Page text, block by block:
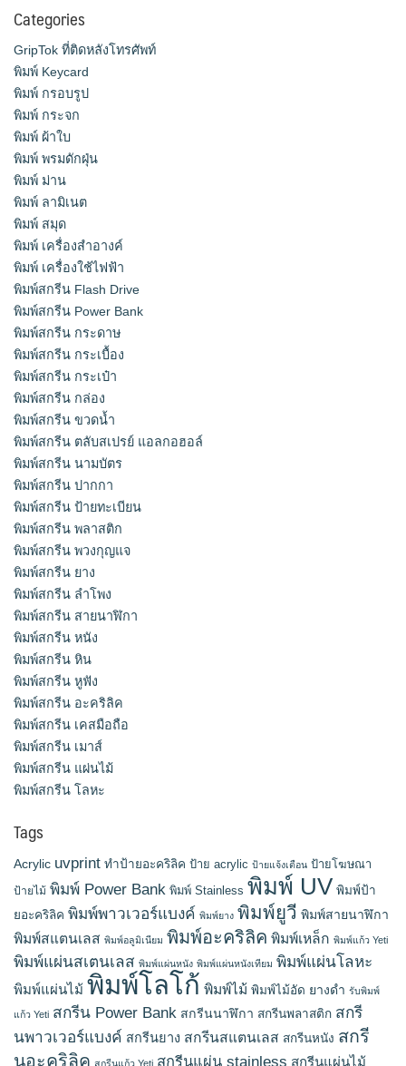
Categories
GripTok ที่ติดหลังโทรศัพท์
พิมพ์ Keycard
พิมพ์ กรอบรูป
พิมพ์ กระจก
พิมพ์ ผ้าใบ
พิมพ์ พรมดักฝุ่น
พิมพ์ ม่าน
พิมพ์ ลามิเนต
พิมพ์ สมุด
พิมพ์ เครื่องสําอางค์
พิมพ์ เครื่องใช้ไฟฟ้า
พิมพ์สกรีน Flash Drive
พิมพ์สกรีน Power Bank
พิมพ์สกรีน กระดาษ
พิมพ์สกรีน กระเบื้อง
พิมพ์สกรีน กระเป๋า
พิมพ์สกรีน กล่อง
พิมพ์สกรีน ขวดน้ำ
พิมพ์สกรีน ตลับสเปรย์ แอลกอฮอล์
พิมพ์สกรีน นามบัตร
พิมพ์สกรีน ปากกา
พิมพ์สกรีน ป้ายทะเบียน
พิมพ์สกรีน พลาสติก
พิมพ์สกรีน พวงกุญแจ
พิมพ์สกรีน ยาง
พิมพ์สกรีน ลำโพง
พิมพ์สกรีน สายนาฬิกา
พิมพ์สกรีน หนัง
พิมพ์สกรีน หิน
พิมพ์สกรีน หูฟัง
พิมพ์สกรีน อะคริลิค
พิมพ์สกรีน เคสมือถือ
พิมพ์สกรีน เมาส์
พิมพ์สกรีน แผ่นไม้
พิมพ์สกรีน โลหะ
Tags
Acrylic uvprint ทำป้ายอะคริลิค ป้าย acrylic ป้ายแจ้งเตือน ป้ายโฆษณา
ป้ายไม้ พิมพ์ Power Bank พิมพ์ Stainless พิมพ์ UV พิมพ์ป้า
ยอะคริลิค พิมพ์พาวเวอร์แบงค์ พิมพ์ยาง พิมพ์ยูวี พิมพ์สายนาฬิกา
พิมพ์สแตนเลส พิมพ์อลูมิเนียม พิมพ์อะคริลิค พิมพ์เหล็ก พิมพ์แก้ว Yeti
พิมพ์แผ่นสเตนเลส พิมพ์แผ่นหนัง พิมพ์แผ่นหนังเทียม พิมพ์แผ่นโลหะ
พิมพ์แผ่นไม้ พิมพ์โลโก้ พิมพ์ไม้ พิมพ์ไม้อัด ยางดำ รับพิมพ์
แก้ว Yeti สกรีน Power Bank สกรีนนาฬิกา สกรีนพลาสติก สกรี
นพาวเวอร์แบงค์ สกรีนยาง สกรีนสแตนเลส สกรีนหนัง สกรี
นอะคริลิค สกรีนแก้ว Yeti สกรีนแผ่น stainless สกรีนแผ่นไม้